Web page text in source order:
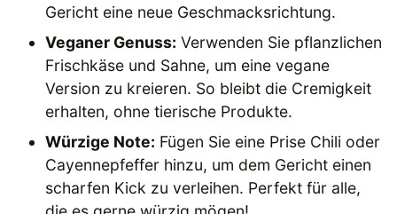
Gericht eine neue Geschmacksrichtung.
Veganer Genuss: Verwenden Sie pflanzlichen
Frischkäse und Sahne, um eine vegane
Version zu kreieren. So bleibt die Cremigkeit
erhalten, ohne tierische Produkte.
Würzige Note: Fügen Sie eine Prise Chili oder
Cayennepfeffer hinzu, um dem Gericht einen
scharfen Kick zu verleihen. Perfekt für alle,